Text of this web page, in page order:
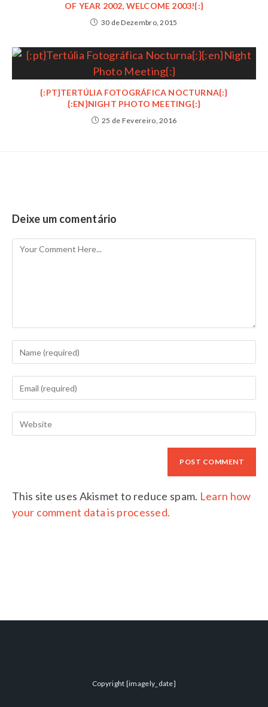
OF YEAR 2002, WELCOME 2003!{:}
30 de Dezembro, 2015
{:PT}TERTÚLIA FOTOGRÁFICA NOCTURNA{:}
{:EN}NIGHT PHOTO MEETING{:}
25 de Fevereiro, 2016
Deixe um comentário
This site uses Akismet to reduce spam. Learn how
your comment data is processed.
Copyright [imagely_date]